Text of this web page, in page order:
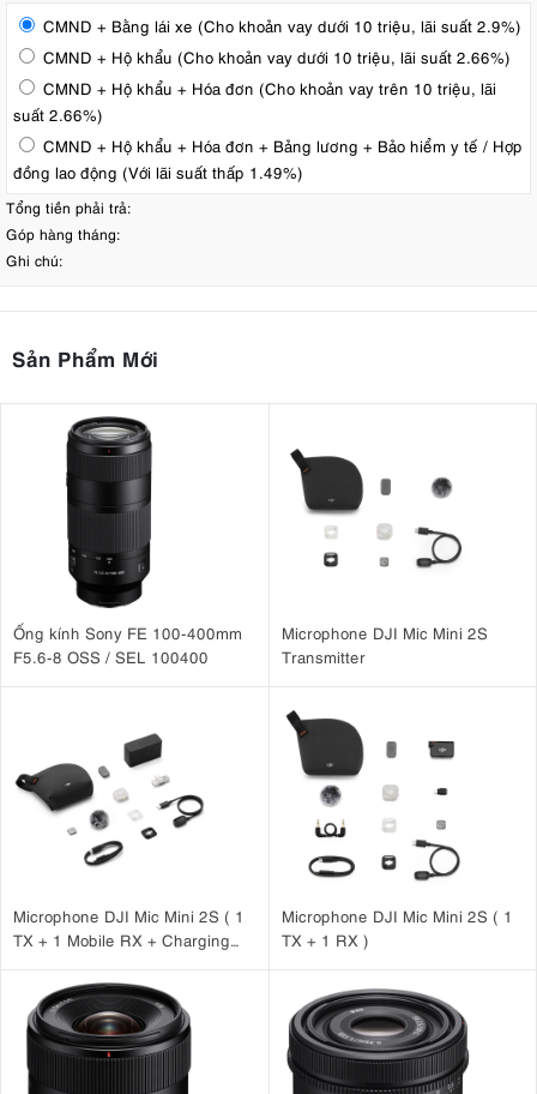
CMND + Bằng lái xe (Cho khoản vay dưới 10 triệu, lãi suất 2.9%)
CMND + Hộ khẩu (Cho khoản vay dưới 10 triệu, lãi suất 2.66%)
CMND + Hộ khẩu + Hóa đơn (Cho khoản vay trên 10 triệu, lãi
suất 2.66%)
CMND + Hộ khẩu + Hóa đơn + Bảng lương + Bảo hiểm y tế / Hợp
đồng lao động (Với lãi suất thấp 1.49%)
Tổng tiền phải trả:
Góp hàng tháng:
Ghi chú:
Sản Phẩm Mới
Ống kính Sony FE 100-400mm
F5.6-8 OSS / SEL 100400
Microphone DJI Mic Mini 2S
Transmitter
Microphone DJI Mic Mini 2S ( 1
TX + 1 Mobile RX + Charging
Microphone DJI Mic Mini 2S ( 1
TX + 1 RX )